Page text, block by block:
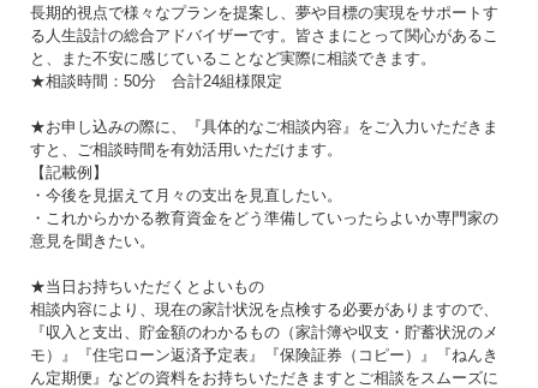
長期的視点で様々なプランを提案し、夢や目標の実現をサポートす
る人生設計の総合アドバイザーです。皆さまにとって関心があるこ
と、また不安に感じていることなど実際に相談できます。
★相談時間：50分 合計24組様限定
★お申し込みの際に、『具体的なご相談内容』をご入力いただきま
すと、ご相談時間を有効活用いただけます。
【記載例】
・今後を見据えて月々の支出を見直したい。
・これからかかる教育資金をどう準備していったらよいか専門家の
意見を聞きたい。
★当日お持ちいただくとよいもの
相談内容により、現在の家計状況を点検する必要がありますので、
『収入と支出、貯金額のわかるもの（家計簿や収支・貯蓄状況のメ
モ）』『住宅ローン返済予定表』『保険証券（コピー）』『ねんき
ん定期便』などの資料をお持ちいただきますとご相談をスムーズに